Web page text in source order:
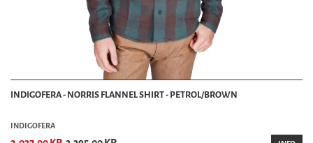
INDIGOFERA - NORRIS FLANNEL SHIRT - PETROL/BROWN
INDIGOFERA